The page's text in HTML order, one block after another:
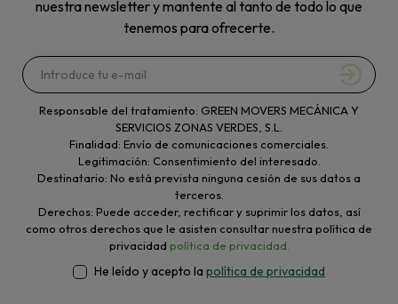
nuestra newsletter y mantente al tanto de todo lo que
tenemos para ofrecerte.
Responsable del tratamiento: GREEN MOVERS MECÁNICA Y
SERVICIOS ZONAS VERDES, S.L.
Finalidad: Envío de comunicaciones comerciales.
Legitimación: Consentimiento del interesado.
Destinatario: No está prevista ninguna cesión de sus datos a
terceros.
Derechos: Puede acceder, rectificar y suprimir los datos, así
como otros derechos que le asisten consultar nuestra política de
privacidad política de privacidad.
He leído y acepto la política de privacidad